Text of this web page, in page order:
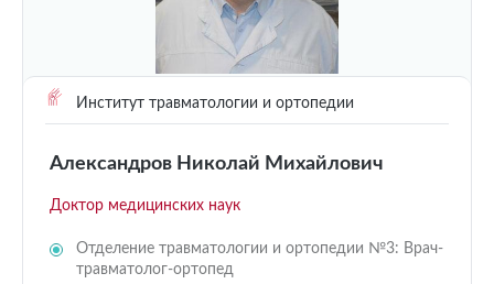
Институт травматологии и ортопедии
Александров Николай Михайлович
Доктор медицинских наук
Отделение травматологии и ортопедии №3: Врач-
травматолог-ортопед